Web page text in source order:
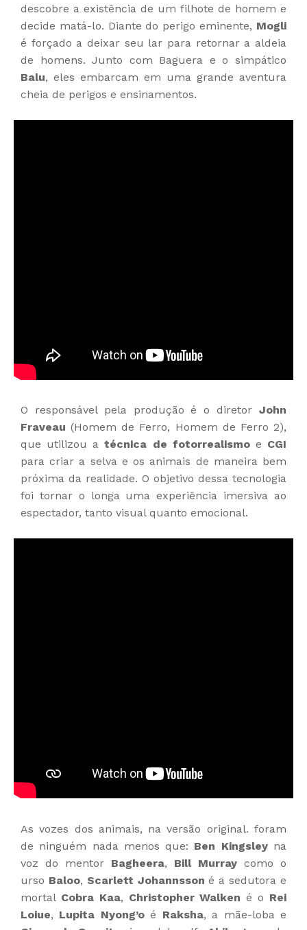
descobre a existência de um filhote de homem e
decide matá-lo. Diante do perigo eminente, Mogli
é forçado a deixar seu lar para retornar a aldeia
de homens. Junto com Baguera e o simpático
Balu, eles embarcam em uma grande aventura
cheia de perigos e ensinamentos.
O responsável pela produção é o diretor John
Fraveau (Homem de Ferro, Homem de Ferro 2),
que utilizou atécnica de fotorrealismoe CGI
para criar a selva e os animais de maneira bem
próxima da realidade. O objetivo dessa tecnologia
foi tornar o longa uma experiência imersiva ao
espectador, tanto visual quanto emocional.
As vozes dos animais, na versão original. foram
de ninguém nada menos que: Ben Kingsleyna
voz do mentor Bagheera, Bill Murray como o
urso Baloo, Scarlett Johannsson é a sedutora e
mortal Cobra Kaa, Christopher Walken é o Rei
Loiue, Lupita Nyong’oé Raksha, a mãe-loba e